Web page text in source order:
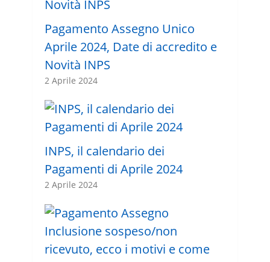
Pagamento Assegno Unico
Aprile 2024, Date di accredito e
Novità INPS
2 Aprile 2024
INPS, il calendario dei
Pagamenti di Aprile 2024
2 Aprile 2024